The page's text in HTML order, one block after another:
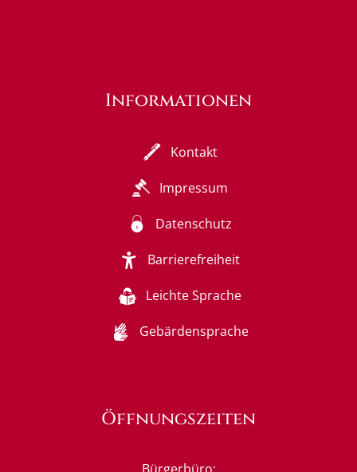
Informationen
Kontakt
Impressum
Datenschutz
Barrierefreiheit
Leichte Sprache
Gebärdensprache
Öffnungszeiten
Bürgerbüro: